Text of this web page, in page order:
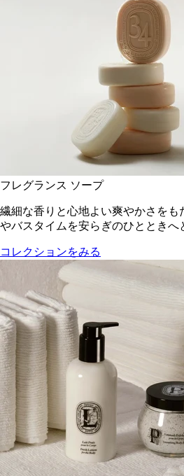
フレグランス ソープ
繊細な香りと心地よい爽やかさをも
やバスタイムを安らぎのひとときへ
コレクションをみる